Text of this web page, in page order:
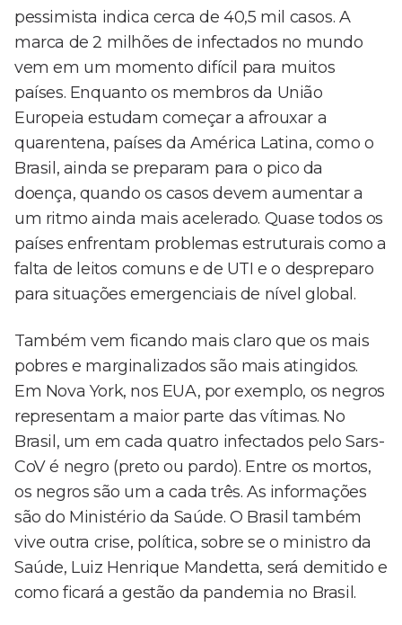
pessimista indica cerca de 40,5 mil casos. A
marca de 2 milhões de infectados no mundo
vem em um momento difícil para muitos
países. Enquanto os membros da União
Europeia estudam começar a afrouxar a
quarentena, países da América Latina, como o
Brasil, ainda se preparam para o pico da
doença, quando os casos devem aumentar a
um ritmo ainda mais acelerado. Quase todos os
países enfrentam problemas estruturais como a
falta de leitos comuns e de UTI e o despreparo
para situações emergenciais de nível global.
Também vem ficando mais claro que os mais
pobres e marginalizados são mais atingidos.
Em Nova York, nos EUA, por exemplo, os negros
representam a maior parte das vítimas. No
Brasil, um em cada quatro infectados pelo Sars-
CoV é negro (preto ou pardo). Entre os mortos,
os negros são um a cada três. As informações
são do Ministério da Saúde. O Brasil também
vive outra crise, política, sobre se o ministro da
Saúde, Luiz Henrique Mandetta, será demitido e
como ficará a gestão da pandemia no Brasil.